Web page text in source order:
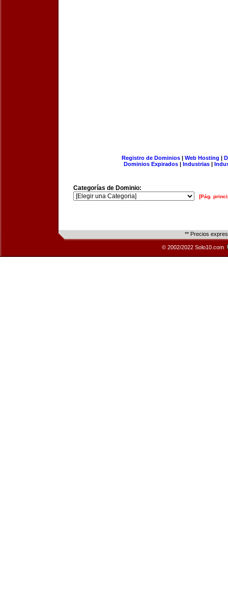
Registro de Dominios| Web Hosting |
Dominios Expirados | Industrias |
Categorías de Dominio:
[Pág.
** Precios
© 2002/2022 Solo10.com